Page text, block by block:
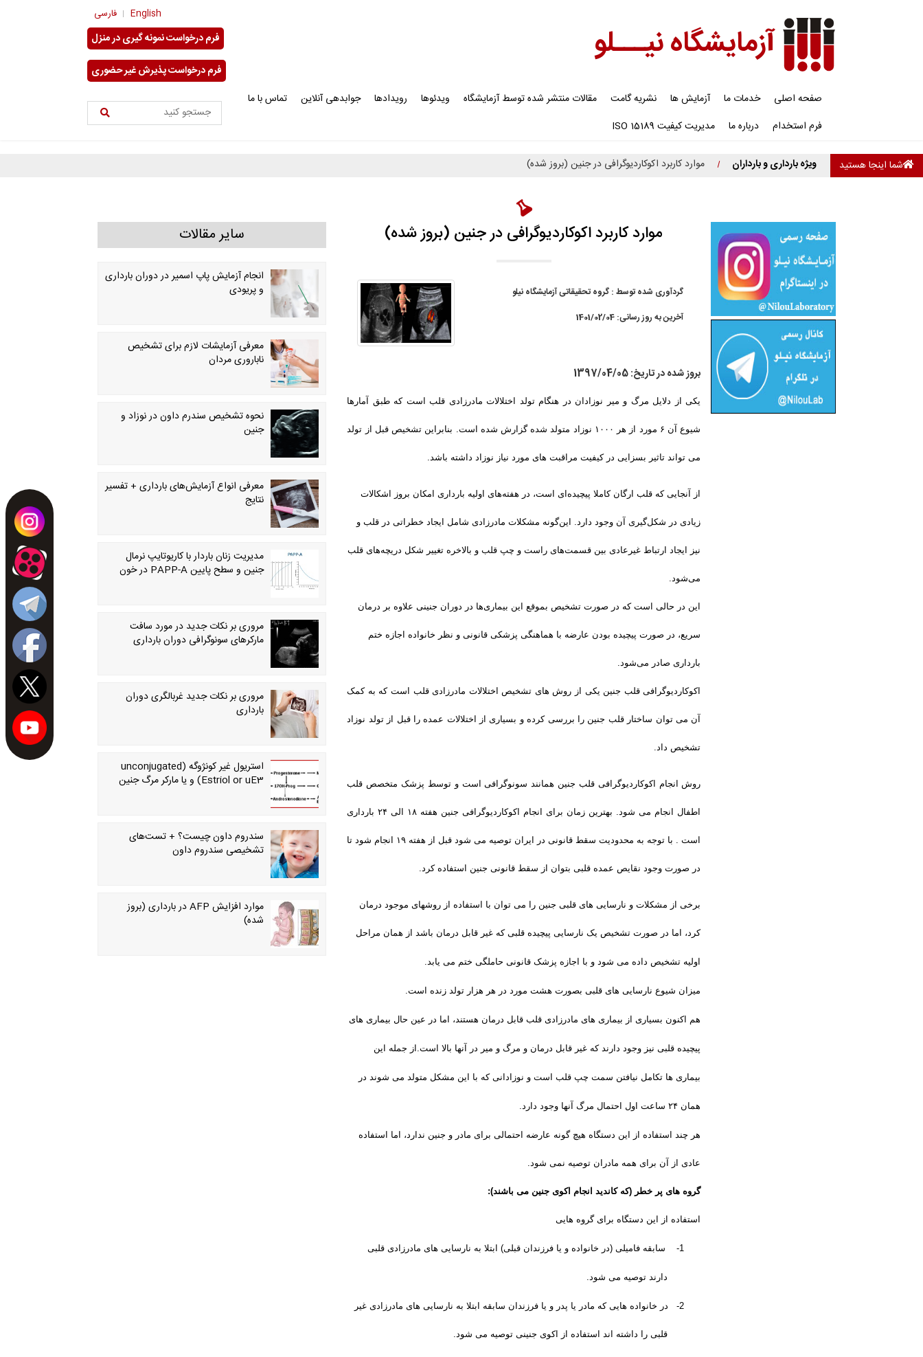
آزمایشگاه نیـــلو
فارسی English
فرم درخواست نمونه گیری در منزل
فرم درخواست پذیرش غیر حضوری
صفحه اصلی
خدمات ما آزمایش ها نشریه گامت مقالات منتشر شده توسط آزمایشگاه ویدئوها رویدادها جوابدهی آنلاین
تماس با ما
فرم استخدام
درباره ما مدیریت کیفیت ISO 15189
شما اینجا هستید ویژه بارداری و بارداران موارد کاربرد اکوکاردیوگرافی در جنین (بروز شده)
موارد کاربرد اکوکاردیوگرافی در جنین (بروز شده)
گردآوری شده توسط : گروه تحقیقاتی آزمایشگاه نیلو
آخرین به روز رسانی: 1401/02/04
بروز شده در تاریخ: 1397/04/05
یکی از دلایل مرگ و میر نوزادان در هنگام تولد اختلالات مادرزادی قلب است که طبق آمارها
شیوع آن ۶ مورد از هر ۱۰۰۰ نوزاد متولد شده گزارش شده است. بنابراین تشخیص قبل از تولد
می تواند تاثیر بسزایی در کیفیت مراقبت های مورد نیاز نوزاد داشته باشد.
از آنجایی که قلب ارگان کاملا پیچیده‌ای است، در هفته‌های اولیه بارداری امکان بروز اشکالات
زیادی در شکل‌گیری آن وجود دارد. این‌گونه مشکلات مادرزادی شامل ایجاد خطراتی در قلب و
نیز ایجاد ارتباط غیرعادی بین قسمت‌های راست و چپ قلب و بالاخره تغییر شکل دریچه‌های قلب
می‌شود.
این در حالی است که در صورت تشخیص بموقع این بیماری‌ها در دوران جنینی علاوه بر درمان
سریع، در صورت پیچیده بودن عارضه با هماهنگی پزشکی قانونی و نظر خانواده اجازه ختم
بارداری صادر می‌شود.
اکوکاردیوگرافی قلب جنین یکی از روش های تشخیص اختلالات مادرزادی قلب است که به کمک
آن می توان ساختار قلب جنین را بررسی کرده و بسیاری از اختلالات عمده را قبل از تولد نوزاد
تشخیص داد.
روش انجام اکوکاردیوگرافی قلب جنین همانند سونوگرافی است و توسط پزشک متخصص قلب
اطفال انجام می شود. بهترین زمان برای انجام اکوکاردیوگرافی جنین هفته ۱۸ الی ۲۴ بارداری
است . با توجه به محدودیت سقط قانونی در ایران توصیه می شود قبل از هفته ۱۹ انجام شود تا
در صورت وجود نقایص عمده قلبی بتوان از سقط قانونی جنین استفاده کرد.
برخی از مشکلات و نارسایی های قلبی جنین را می توان با استفاده از روشهای موجود درمان
کرد، اما در صورت تشخیص یک نارسایی پیچیده قلبی که غیر قابل درمان باشد از همان مراحل
اولیه تشخیص داده می شود و با اجازه پزشک قانونی حاملگی ختم می یابد.
میزان شیوع نارسایی های قلبی بصورت هشت مورد در هر هزار تولد زنده است.
هم اکنون بسیاری از بیماری های مادرزادی قلب قابل درمان هستند، اما در عین حال بیماری های
پیچیده قلبی نیز وجود دارند که غیر قابل درمان و مرگ و میر در آنها بالا است. از جمله این
بیماری ها تکامل نیافتن سمت چپ قلب است و نوزادانی که با این مشکل متولد می شوند در
همان ۲۴ ساعت اول احتمال مرگ آنها وجود دارد .
هر چند استفاده از این دستگاه هیچ گونه عارضه احتمالی برای مادر و جنین ندارد، اما استفاده
عادی از آن برای همه مادران توصیه نمی شود.
گروه های پر خطر (که کاندید انجام اکوی جنین می باشند):
استفاده از این دستگاه برای گروه هایی
1- سابقه فامیلی (در خانواده و یا فرزندان قبلی) ابتلا به نارسایی های مادرزادی قلبی
دارند توصیه می شود.
2- در خانواده هایی که مادر یا پدر و یا فرزندان سابقه ابتلا به نارسایی های مادرزادی غیر
قلبی را داشته اند استفاده از اکوی جنینی توصیه می شود.
سایر مقالات
انجام آزمایش پاپ اسمیر در دوران بارداری
و پریودی
معرفی آزمایشات لازم برای تشخیص
ناباروری مردان
نحوه تشخیص سندرم داون در نوزاد و
جنین
معرفی انواع آزمایش‌های بارداری + تفسیر
نتایج
مدیریت زنان باردار با کاریوتایپ نرمال
جنین و سطح پایین ‏PAPP-A‏ در خون
مروری بر نکات جدید در مورد سافت
مارکرهای سونوگرافی دوران بارداری
مروری بر نکات جدید غربالگری دوران
بارداری
استریول غیر کونژوگه (unconjugated
Estriol or uE3) و یا مارکر مرگ جنین
سندروم داون چیست؟ + تست‌های
تشخیصی سندروم داون
موارد افزایش AFP در بارداری (بروز
شده)